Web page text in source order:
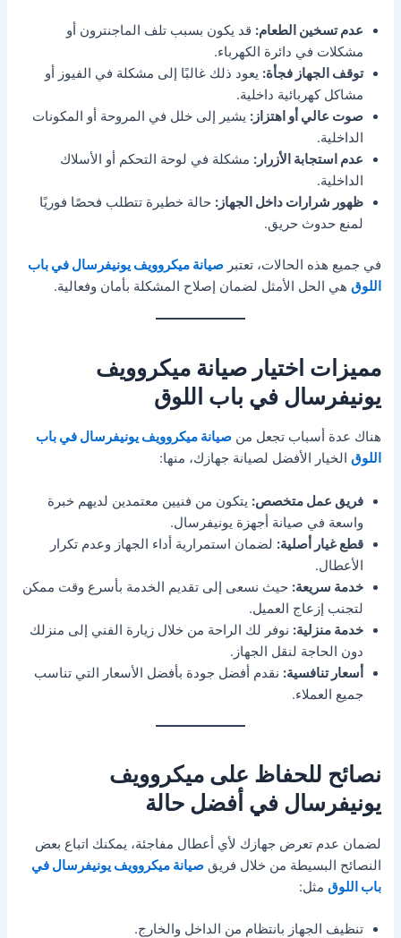
عدم تسخين الطعام: قد يكون بسبب تلف الماجنترون أو
مشكلات في دائرة الكهرباء.
توقف الجهاز فجأة: يعود ذلك غالبًا إلى مشكلة في الفيوز أو
مشاكل كهربائية داخلية.
صوت عالي أو اهتزاز: يشير إلى خلل في المروحة أو المكونات
الداخلية.
عدم استجابة الأزرار: مشكلة في لوحة التحكم أو الأسلاك
الداخلية.
ظهور شرارات داخل الجهاز: حالة خطيرة تتطلب فحصًا فوريًا
لمنع حدوث حريق.
في جميع هذه الحالات، تعتبرصيانة ميكروويف يونيفرسال في باب
اللوق هي الحل الأمثل لضمان إصلاح المشكلة بأمان وفعالية.
مميزات اختيار صيانة ميكروويف
يونيفرسال في باب اللوق
هناك عدة أسباب تجعل منصيانة ميكروويف يونيفرسال في باب
اللوق الخيار الأفضل لصيانة جهازك، منها:
فريق عمل متخصص: يتكون من فنيين معتمدين لديهم خبرة
واسعة في صيانة أجهزة يونيفرسال.
قطع غيار أصلية: لضمان استمرارية أداء الجهاز وعدم تكرار
الأعطال.
خدمة سريعة: حيث نسعى إلى تقديم الخدمة بأسرع وقت ممكن
لتجنب إزعاج العميل.
خدمة منزلية: نوفر لك الراحة من خلال زيارة الفني إلى منزلك
دون الحاجة لنقل الجهاز.
أسعار تنافسية: نقدم أفضل جودة بأفضل الأسعار التي تناسب
جميع العملاء.
نصائح للحفاظ على ميكروويف
يونيفرسال في أفضل حالة
لضمان عدم تعرض جهازك لأي أعطال مفاجئة، يمكنك اتباع بعض
النصائح البسيطة من خلال فريقصيانة ميكروويف يونيفرسال في
باب اللوق مثل:
تنظيف الجهاز بانتظام من الداخل والخارج.